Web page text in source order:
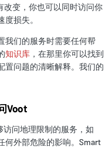
改变，你也可以同时访问你
损失。
我们的服务时需要任何帮
知识库 ，在那里你可以找到
置问题的清晰解释。我们的
Voot
访问地理限制的服务，如
何外部危险的影响。Smart